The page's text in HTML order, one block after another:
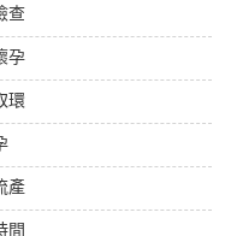
查
孕
環
產
間